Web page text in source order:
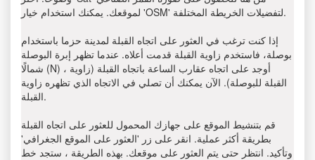
لموقعك. يمكنك استخدام خيار 'OSM' لتفضيلات الخريطة المختلفة.
إذا كنت ترغب في العثور على اتجاه القبلة لمدينة حزما باستخدام
بوصلة، فاستخدم زاوية القبلة قدمت أعلاه. عندما تظهر إبرة البوصلة
شمالًا (N) ، أوجد على اتجاه عقارب الساعة باتجاه القبلة (زاوية
القبلة للبوصلة). الآن يمكنك أن تصلي في الاتجاه الذي تظهره زاوية
القبلة.
قم بتنشيط الموقع على جهازك المحمول للعثور على اتجاه القبلة
بطريقة أكثر عملية. انقر على زر 'العثور على الموقع الجغرافي'
وتأكيد. انتظر حتى يتم العثور على موقعك. بهذه الطريقة ، ستجد خط